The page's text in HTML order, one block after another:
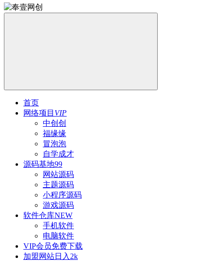
首页
网络项目 VIP
中创创
福缘缘
冒泡泡
自学成才
源码基地99
网站源码
主题源码
小程序源码
游戏源码
软件仓库NEW
手机软件
电脑软件
VIP会员免费下载
加盟网站日入2k